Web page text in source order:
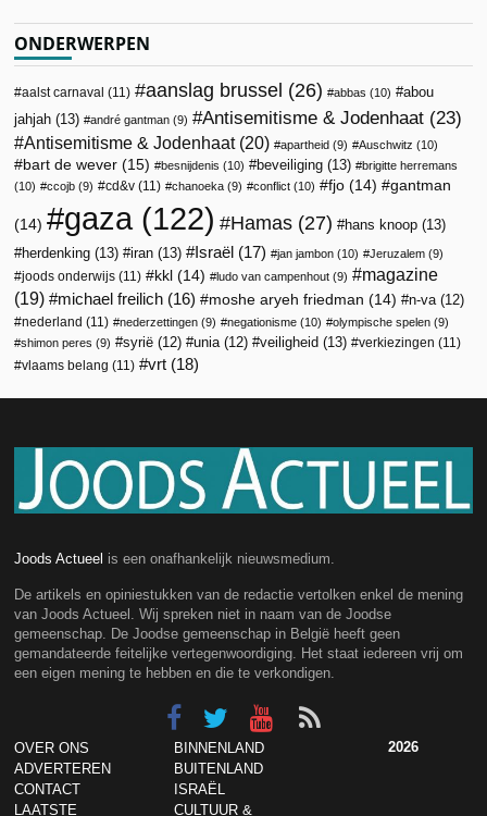
ONDERWERPEN
aalst carnaval (11) aanslag brussel (26) abbas (10)
abou
jahjah (13) andré gantman (9) Antisemitisme & Jodenhaat (23)
Antisemitisme & Jodenhaat(20) apartheid (9) Auschwitz (10)
bart de wever (15) besnijdenis (10) beveiliging (13)
brigitte herremans
(10)
ccojb (9) cd&v (11) chanoeka (9) conflict (10) fjo (14) gantman
(14) gaza(122) Hamas (27) hans knoop (13)
herdenking (13) iran (13) Israël (17) jan jambon (10) Jeruzalem (9)
joods onderwijs (11) kkl (14) ludo van campenhout (9)
magazine
(19)
michael freilich (16) moshe aryeh friedman (14) n-va(12)
nederland (11) nederzettingen (9) negationisme (10) olympische spelen (9)
shimon peres (9) syrië (12) unia(12) veiligheid (13) verkiezingen (11)
vlaams belang (11) vrt (18)
Joods Actueel is een onafhankelijk nieuwsmedium.
De artikels en opiniestukken van de redactie vertolken enkel de mening
van Joods Actueel. Wij spreken niet in naam van de Joodse
gemeenschap. De Joodse gemeenschap in België heeft geen
gemandateerde feitelijke vertegenwoordiging. Het staat iedereen vrij om
een eigen mening te hebben en die te verkondigen.
OVER ONS
ADVERTEREN
CONTACT
LAATSTE
BINNENLAND
BUITENLAND
ISRAËL
CULTUUR &
2026